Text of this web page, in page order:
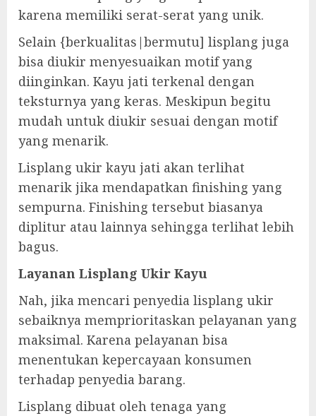
karena memiliki serat-serat yang unik.
Selain {berkualitas|bermutu] lisplang juga
bisa diukir menyesuaikan motif yang
diinginkan. Kayu jati terkenal dengan
teksturnya yang keras. Meskipun begitu
mudah untuk diukir sesuai dengan motif
yang menarik.
Lisplang ukir kayu jati akan terlihat
menarik jika mendapatkan finishing yang
sempurna. Finishing tersebut biasanya
diplitur atau lainnya sehingga terlihat lebih
bagus.
Layanan Lisplang Ukir Kayu
Nah, jika mencari penyedia lisplang ukir
sebaiknya memprioritaskan pelayanan yang
maksimal. Karena pelayanan bisa
menentukan kepercayaan konsumen
terhadap penyedia barang.
Lisplang dibuat oleh tenaga yang